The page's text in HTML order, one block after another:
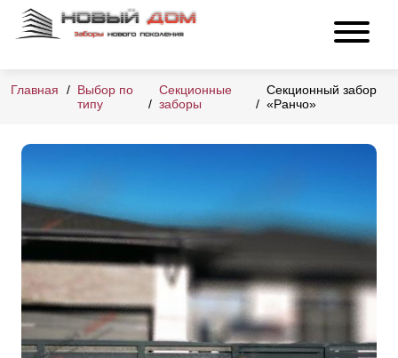
Главная
Выбор по
типу
Секционные
заборы
Секционный забор
«Ранчо»